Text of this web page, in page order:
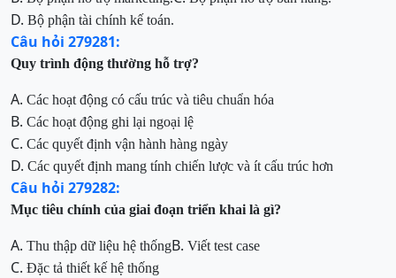
D. Bộ phận tài chính kế toán.
Câu hỏi 279281:
Quy trình động thường hỗ trợ?
A. Các hoạt động có cấu trúc và tiêu chuẩn hóa
B. Các hoạt động ghi lại ngoại lệ
C. Các quyết định vận hành hàng ngày
D. Các quyết định mang tính chiến lược và ít cấu trúc hơn
Câu hỏi 279282:
Mục tiêu chính của giai đoạn triển khai là gì?
A. Thu thập dữ liệu hệ thốngB. Viết test case
C. Đặc tả thiết kế hệ thống